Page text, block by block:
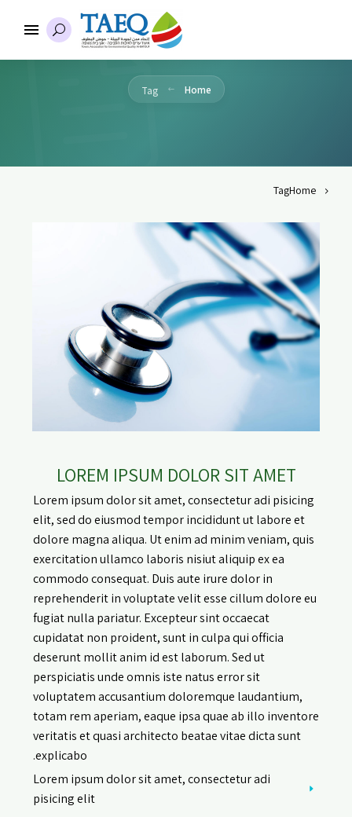
Home
Tag
Home
Tag
LOREM IPSUM DOLOR SIT AMET
Lorem ipsum dolor sit amet, consectetur adi pisicing
elit, sed do eiusmod tempor incididunt ut labore et
dolore magna aliqua. Ut enim ad minim veniam, quis
exercitation ullamco laboris nisiut aliquip ex ea
commodo consequat. Duis aute irure dolor in
reprehenderit in voluptate velit esse cillum dolore eu
fugiat nulla pariatur. Excepteur sint occaecat
cupidatat non proident, sunt in culpa qui officia
deserunt mollit anim id est laborum. Sed ut
perspiciatis unde omnis iste natus error sit
voluptatem accusantium doloremque laudantium,
totam rem aperiam, eaque ipsa quae ab illo inventore
veritatis et quasi architecto beatae vitae dicta sunt
explicabo.
Lorem ipsum dolor sit amet, consectetur adi
pisicing elit